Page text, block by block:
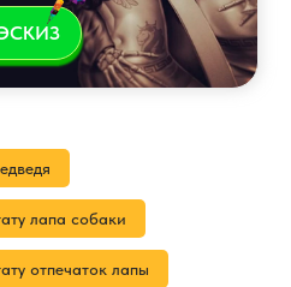
лапа собаки
отпечаток лапы